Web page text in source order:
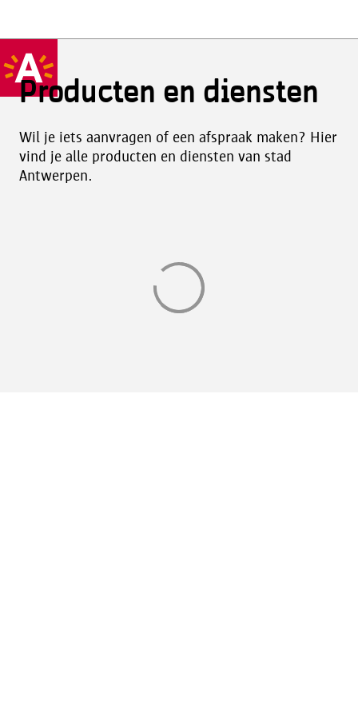
Producten en diensten
Wil je iets aanvragen of een afspraak maken? Hier
vind je alle producten en diensten van stad
Antwerpen.
Aan
het